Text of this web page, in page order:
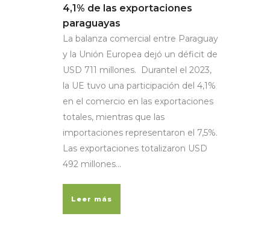
4,1% de las exportaciones
paraguayas
La balanza comercial entre Paraguay
y la Unión Europea dejó un déficit de
USD 711 millones. Durantel el 2023,
la UE tuvo una participación del 4,1%
en el comercio en las exportaciones
totales, mientras que las
importaciones representaron el 7,5%.
Las exportaciones totalizaron USD
492 millones...
Leer más